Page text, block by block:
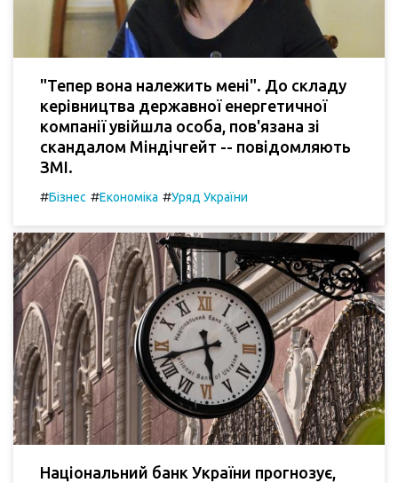
"Тепер вона належить мені". До складу
керівництва державної енергетичної
компанії увійшла особа, пов'язана зі
скандалом Міндічгейт -- повідомляють
ЗМІ.
#Бізнес #Економіка #Уряд України
Національний банк України прогнозує,